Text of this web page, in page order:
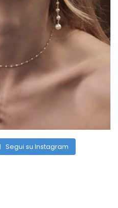
Segui su Instagram